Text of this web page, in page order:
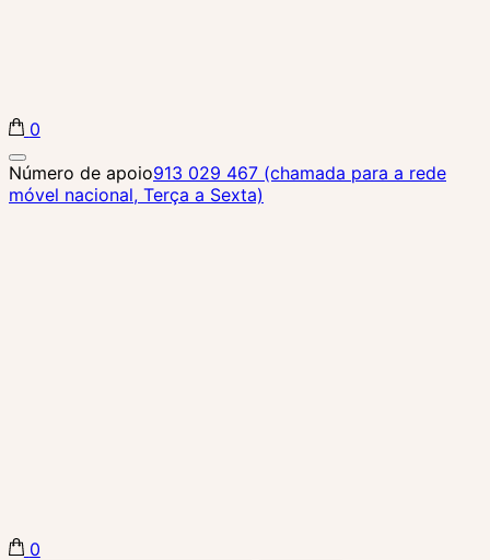
Biba Concept Store
0
Número de apoio913 029 467 (chamada para a rede
móvel nacional, Terça a Sexta)
Biba Concept Store
0